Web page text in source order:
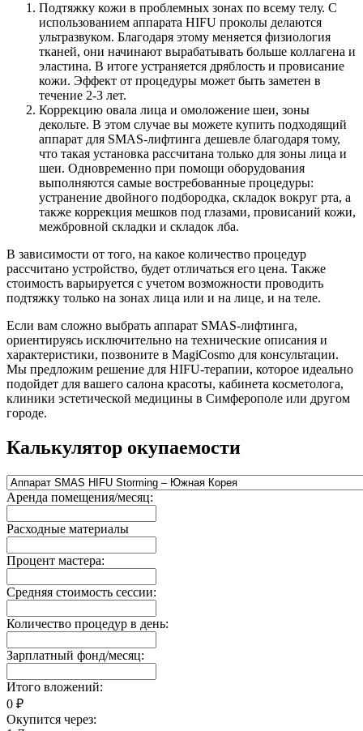
Подтяжку кожи в проблемных зонах по всему телу. С
использованием аппарата HIFU проколы делаются
ультразвуком. Благодаря этому меняется физиология
тканей, они начинают вырабатывать больше коллагена и
эластина. В итоге устраняется дряблость и провисание
кожи. Эффект от процедуры может быть заметен в
течение 2-3 лет.
Коррекцию овала лица и омоложение шеи, зоны
декольте. В этом случае вы можете купить подходящий
аппарат для SMAS-лифтинга дешевле благодаря тому,
что такая установка рассчитана только для зоны лица и
шеи. Одновременно при помощи оборудования
выполняются самые востребованные процедуры:
устранение двойного подбородка, складок вокруг рта, а
также коррекция мешков под глазами, провисаний кожи,
межбровной складки и складок лба.
В зависимости от того, на какое количество процедур
рассчитано устройство, будет отличаться его цена. Также
стоимость варьируется с учетом возможности проводить
подтяжку только на зонах лица или и на лице, и на теле.
Если вам сложно выбрать аппарат SMAS-лифтинга,
ориентируясь исключительно на технические описания и
характеристики, позвоните в MagiCosmo для консультации.
Мы предложим решение для HIFU-терапии, которое идеально
подойдет для вашего салона красоты, кабинета косметолога,
клиники эстетической медицины в Симферополе или другом
городе.
Калькулятор окупаемости
Аренда помещения/месяц:
Расходные материалы
Процент мастера:
Средняя стоимость сессии:
Количество процедур в день:
Зарплатный фонд/месяц:
Итого вложений:
0 ₽
Окупится через: